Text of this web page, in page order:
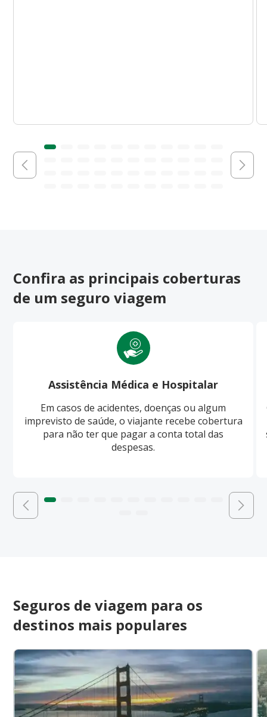
Confira as principais coberturas
de um seguro viagem
Assistência Médica e Hospitalar
Em casos de acidentes, doenças ou algum
imprevisto de saúde, o viajante recebe cobertura
para não ter que pagar a conta total das
despesas.
Seguros de viagem para os
destinos mais populares